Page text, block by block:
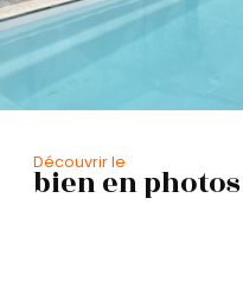
Découvrir le
bien en photos